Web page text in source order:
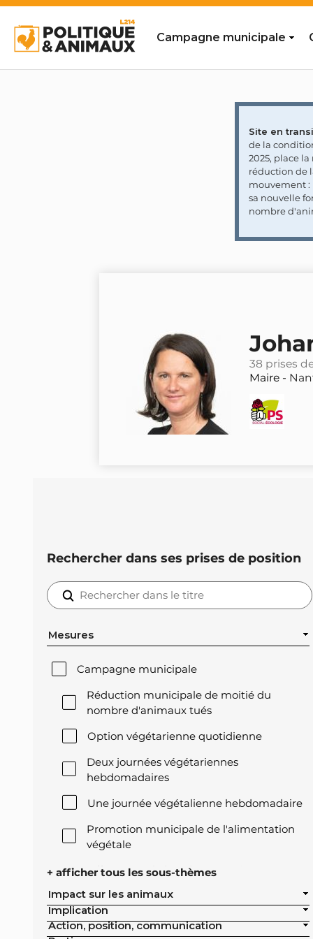
Campagne municipale
Site en
de la
2025, place
réduction de
mouvement :
sa nouvelle
nombre
38 prises
Maire -
Rechercher dans ses prises de position
Mesures
Campagne municipale
Réduction municipale de moitié du
nombre d'animaux tués
Option végétarienne quotidienne
Deux journées végétariennes
hebdomadaires
Une journée végétalienne hebdomadaire
Promotion municipale de l'alimentation
végétale
Offre végétale lors des réceptions
Exclusion de l'élevage intensif des achats
publics de la ville
+ afficher tous les sous-thèmes
Impact sur les animaux
Implication
Action, position, communication